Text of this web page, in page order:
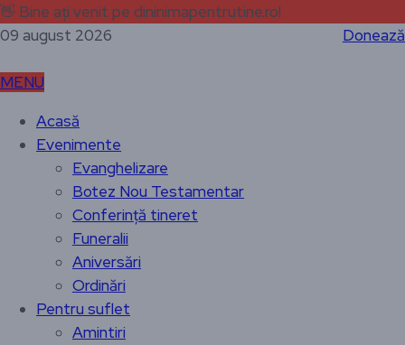
👋 Bine ați venit pe dininimapentrutine.ro!
09 august 2026
Donează
MENU
Acasă
Evenimente
Evanghelizare
Botez Nou Testamentar
Conferință tineret
Funeralii
Aniversări
Ordinări
Pentru suflet
Amintiri